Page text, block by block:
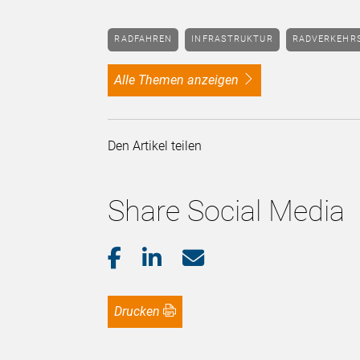
RADFAHREN INFRASTRUKTUR
alle Themen anzeigen
Den Artikel teilen
Share Social Media
Drucken